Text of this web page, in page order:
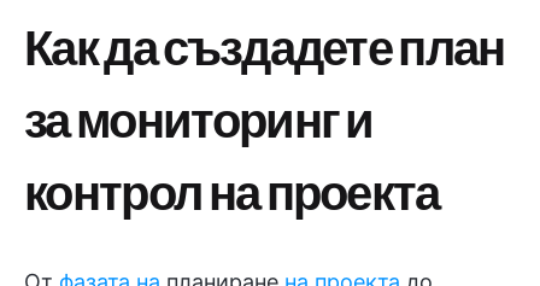
Как да създадете план
за мониторинг и
контрол на проекта